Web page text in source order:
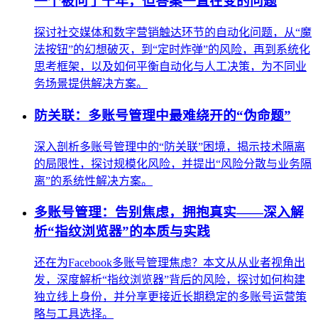
探讨社交媒体和数字营销触达环节的自动化问题，从“魔
法按钮”的幻想破灭，到“定时炸弹”的风险，再到系统化
思考框架，以及如何平衡自动化与人工决策，为不同业
务场景提供解决方案。
防关联：多账号管理中最难绕开的“伪命题”
深入剖析多账号管理中的“防关联”困境，揭示技术隔离
的局限性，探讨规模化风险，并提出“风险分散与业务隔
离”的系统性解决方案。
多账号管理：告别焦虑，拥抱真实——深入解
析“指纹浏览器”的本质与实践
还在为Facebook多账号管理焦虑？本文从从业者视角出
发，深度解析“指纹浏览器”背后的风险，探讨如何构建
独立线上身份，并分享更接近长期稳定的多账号运营策
略与工具选择。